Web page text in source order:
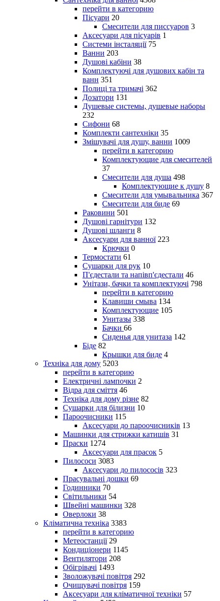
перейти в категорию
Пісуари 20
Смесители для писсуаров 3
Аксесуари для пісуарів 1
Системи інсталяції 75
Ванни 203
Душові кабіни 38
Комплектуючі для душових кабін та
ванн 351
Полиці та тримачі 362
Дозатори 131
Душевые системы, душевые наборы
232
Сифони 68
Комплекти сантехніки 35
Змішувачі для душу, ванни 1009
перейти в категорию
Комплектующие для смесителей
37
Смесители для душа 498
Комплектующие к душу 8
Смесители для умывальника 367
Смесители для биде 69
Раковини 501
Душові гарнітури 132
Душові шланги 8
Аксесуари для ванної 223
Крючки 0
Термостати 61
Сушарки для рук 10
П'єдестали та напівп'єдестали 46
Унітази, бачки та комплектуючі 798
перейти в категорию
Клавиши смыва 134
Комплектующие 105
Унитазы 338
Бачки 66
Сиденья для унитаза 142
Біде 82
Крышки для биде 4
Техніка для дому 5203
перейти в категорию
Електричні лампочки 2
Відра для сміття 46
Техніка для дому різне 82
Сушарки для білизни 10
Пароочисники 115
Аксесуари до пароочисників 13
Машинки для стрижки катишів 31
Праски 1274
Аксесуари для прасок 5
Пилососи 3083
Аксесуари до пилососів 323
Прасувальні дошки 69
Годинники 70
Світильники 54
Швейні машинки 328
Оверлоки 38
Кліматична техніка 3383
перейти в категорию
Метеостанції 29
Кондиціонери 1145
Вентилятори 208
Обігрівачі 1493
Зволожувачі повітря 292
Очищувачі повітря 159
Аксесуари для кліматичної техніки 57